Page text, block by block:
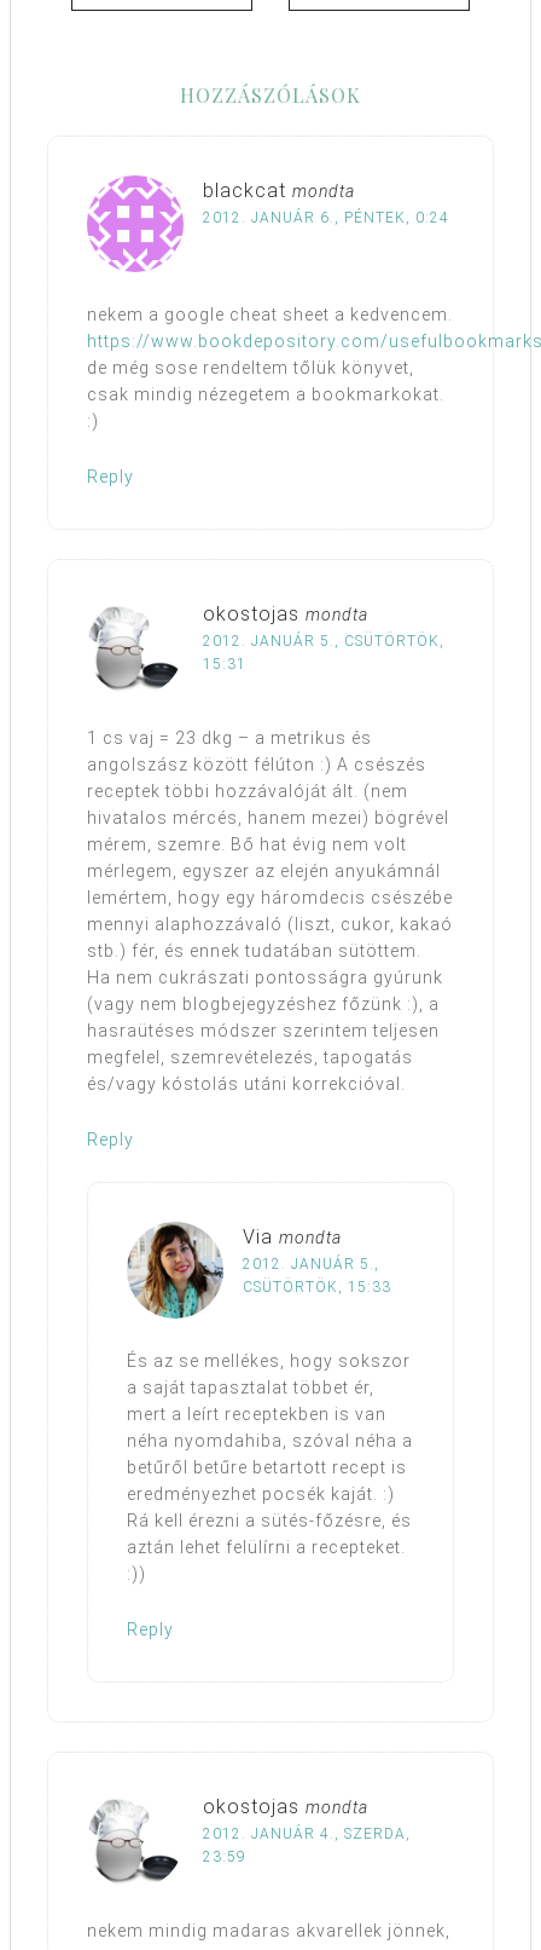
HOZZÁSZÓLÁSOK
blackcat mondta
2012. JANUÁR 6., PÉNTEK, 0:24
nekem a google cheat sheet a kedvencem.
https://www.bookdepository.com/
de még sose rendeltem tőlük könyvet,
csak mindig nézegetem a bookmarkokat.
:)
Reply
okostojas mondta
2012. JANUÁR 5., CSÜTÖRTÖK,
15:31
1 cs vaj = 23 dkg – a metrikus és
angolszász között félúton :) A csészés
receptek többi hozzávalóját ált. (nem
hivatalos mércés, hanem mezei) bögrével
mérem, szemre. Bő hat évig nem volt
mérlegem, egyszer az elején anyukámnál
lemértem, hogy egy háromdecis csészébe
mennyi alaphozzávaló (liszt, cukor, kakaó
stb.) fér, és ennek tudatában sütöttem.
Ha nem cukrászati pontosságra gyúrunk
(vagy nem blogbejegyzéshez főzünk :), a
hasraütéses módszer szerintem teljesen
megfelel, szemrevételezés, tapogatás
és/vagy kóstolás utáni korrekcióval.
Reply
Via mondta
2012. JANUÁR 5.,
CSÜTÖRTÖK, 15:33
És az se mellékes, hogy sokszor
a saját tapasztalat többet ér,
mert a leírt receptekben is van
néha nyomdahiba, szóval néha a
betűről betűre betartott recept is
eredményezhet pocsék kaját. :)
Rá kell érezni a sütés-főzésre, és
aztán lehet felülírni a recepteket.
:))
Reply
okostojas mondta
2012. JANUÁR 4., SZERDA,
23:59
nekem mindig madaras akvarellek jönnek,